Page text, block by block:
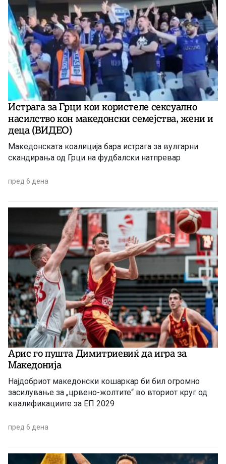
Истрага за Грци кои користеле сексуално
насилство кон македонски семејства, жени и
деца (ВИДЕО)
Македонската коалиција бара истрага за вулгарни
скандирања од Грци на фудбалски натпревар
пред 6 дена
Арис го пушта Димитриевиќ да игра за
Македонија
Најдобриот македонски кошаркар би бил огромно
засилување за „црвено-жолтите“ во вториот круг од
квалификациите за ЕП 2029
пред 6 дена